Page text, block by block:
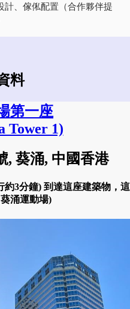
計、傢俬配置（合作夥伴提
料
第一座
Tower 1)
, 葵涌, 中國香港
3分鐘) 到達這座建築物，這
涌運動場)